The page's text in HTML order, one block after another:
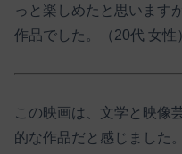
っと楽しめたと思います
作品でした。（20代 女性
この映画は、文学と映像
的な作品だと感じました